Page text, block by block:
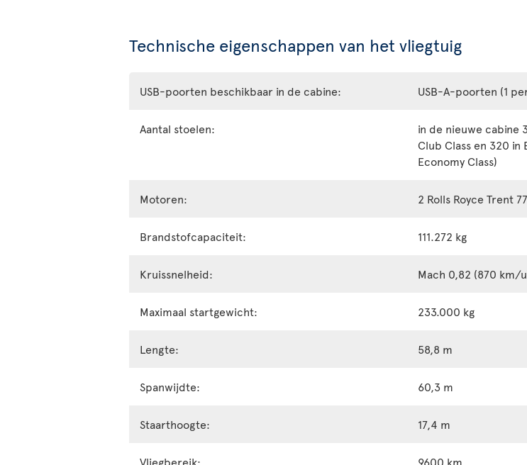
Technische eigenschappen van het vliegtuig
USB-poorten beschikbaar in de cabine: USB-A-poorten (1
Aantal stoelen:
in de nieuwe cabine
Club Class en 320 in
Economy Class)
Motoren: 2 Rolls Royce Trent
Brandstofcapaciteit: 111.272 kg
Kruissnelheid: Mach 0,82 (870 km/
Maximaal startgewicht: 233.000 kg
Lengte: 58,8 m
Spanwijdte: 60,3 m
Staarthoogte: 17,4 m
Vliegbereik: 9600 km